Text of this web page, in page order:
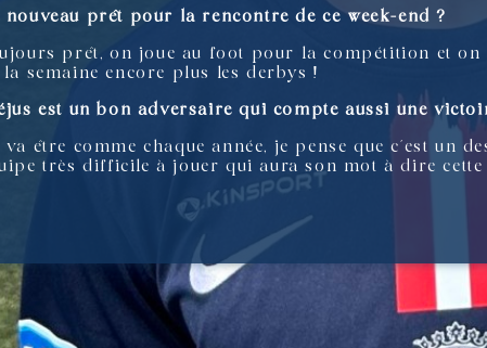
nouveau prêt pour la rencontre de ce week-end ?
prêt, on joue au foot pour la compétition et on
la semaine encore plus les derbys !
est un bon adversaire qui compte aussi une
va être comme chaque année, je pense que c’est un
très difficile à jouer qui aura son mot à dire cette